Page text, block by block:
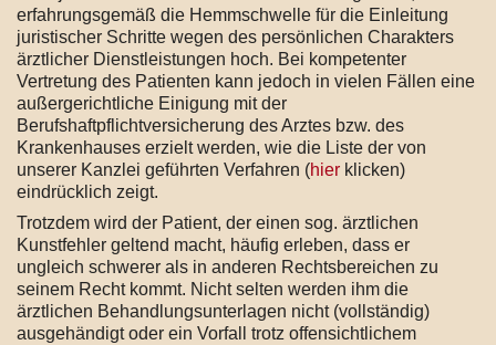
erfahrungsgemäß die Hemmschwelle für die Einleitung
juristischer Schritte wegen des persönlichen Charakters
ärztlicher Dienstleistungen hoch. Bei kompetenter
Vertretung des Patienten kann jedoch in vielen Fällen eine
außergerichtliche Einigung mit der
Berufshaftpflichtversicherung des Arztes bzw. des
Krankenhauses erzielt werden, wie die Liste der von
unserer Kanzlei geführten Verfahren (hier klicken)
eindrücklich zeigt.
Trotzdem wird der Patient, der einen sog. ärztlichen
Kunstfehler geltend macht, häufig erleben, dass er
ungleich schwerer als in anderen Rechtsbereichen zu
seinem Recht kommt. Nicht selten werden ihm die
ärztlichen Behandlungsunterlagen nicht (vollständig)
ausgehändigt oder ein Vorfall trotz offensichtlichem